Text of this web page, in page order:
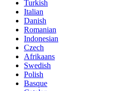
Turkish
Italian
Danish
Romanian
Indonesian
Czech
Afrikaans
Swedish
Polish
Basque